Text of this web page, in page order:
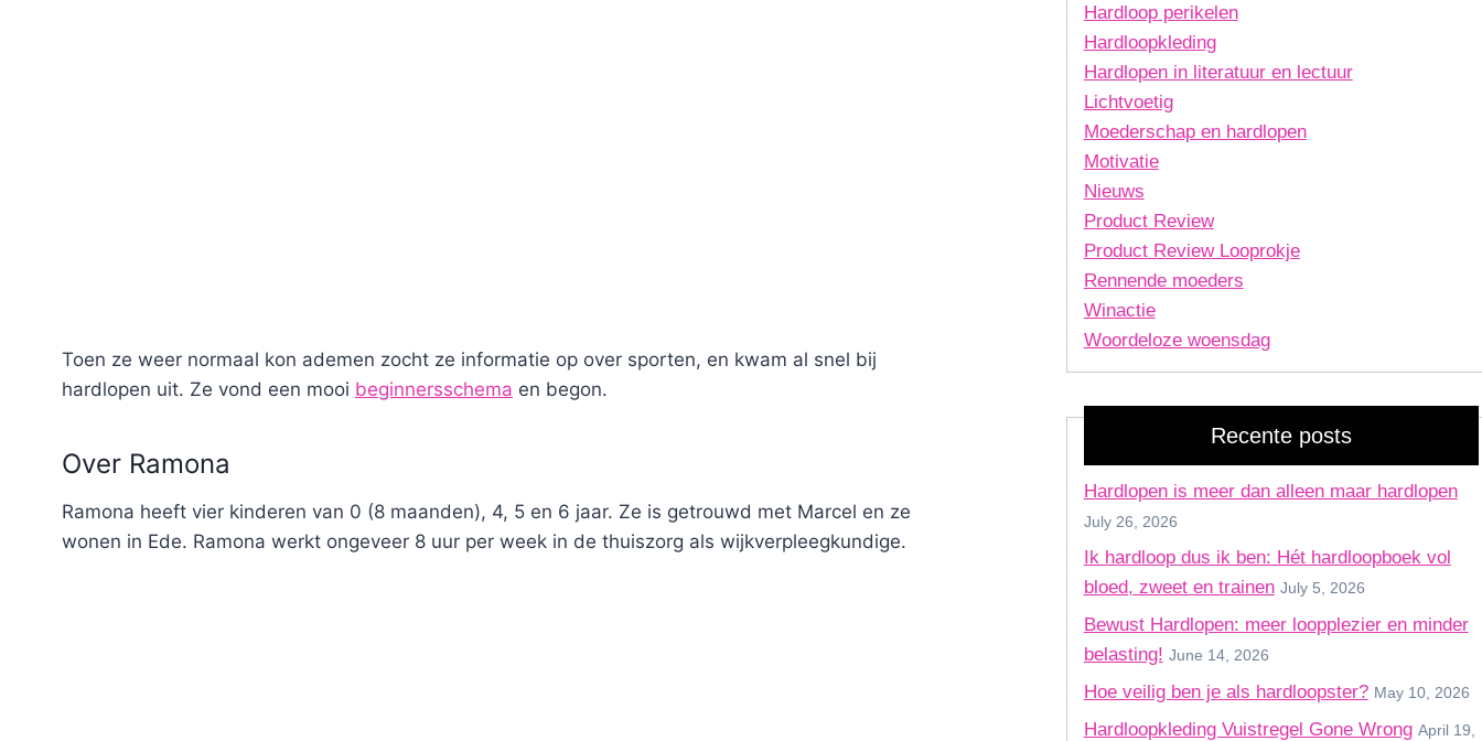
Toen ze weer normaal kon ademen zocht ze informatie op over sporten, en kwam al snel bij
hardlopen uit. Ze vond een mooi beginnersschema en begon.
Over Ramona
Ramona heeft vier kinderen van 0 (8 maanden), 4, 5 en 6 jaar. Ze is getrouwd met Marcel en ze
wonen in Ede. Ramona werkt ongeveer 8 uur per week in de thuiszorg als wijkverpleegkundige.
Hardloop perikelen
Hardloopkleding
Hardlopen in literatuur en lectuur
Lichtvoetig
Moederschap en hardlopen
Motivatie
Nieuws
Product Review
Product Review Looprokje
Rennende moeders
Winactie
Woordeloze woensdag
Recente posts
Hardlopen is meer dan alleen maar hardlopen
July 26, 2026
Ik hardloop dus ik ben: Hét hardloopboek vol
bloed, zweet en trainen July 5, 2026
Bewust Hardlopen: meer loopplezier en minder
belasting! June 14, 2026
Hoe veilig ben je als hardloopster? May 10, 2026
Hardloopkleding Vuistregel Gone Wrong April 19,